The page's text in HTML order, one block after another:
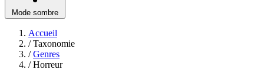
Mode sombre
Accueil
/ Taxonomie
/ Genres
/ Horreur